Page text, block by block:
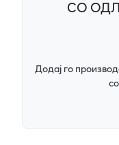
СО
Додај го